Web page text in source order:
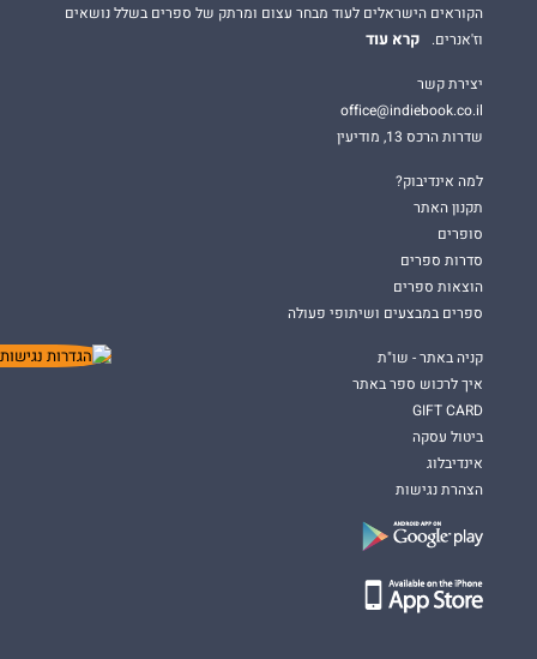
הקוראים הישראלים לעוד מבחר עצום ומרתק של ספרים בשלל נושאים
וז'אנרים.
קרא עוד
יצירת קשר
office@indiebook.co.il
שדרות הרכס 13, מודיעין
למה אינדיבוק?
תקנון האתר
סופרים
סדרות ספרים
הוצאות ספרים
ספרים במבצעים ושיתופי פעולה
קניה באתר - שו"ת
איך לרכוש ספר באתר
GIFT CARD
ביטול עסקה
אינדיבלוג
הצהרת נגישות